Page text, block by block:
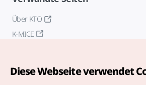
Über KTO
K-MICE
Diese Webseite verwendet